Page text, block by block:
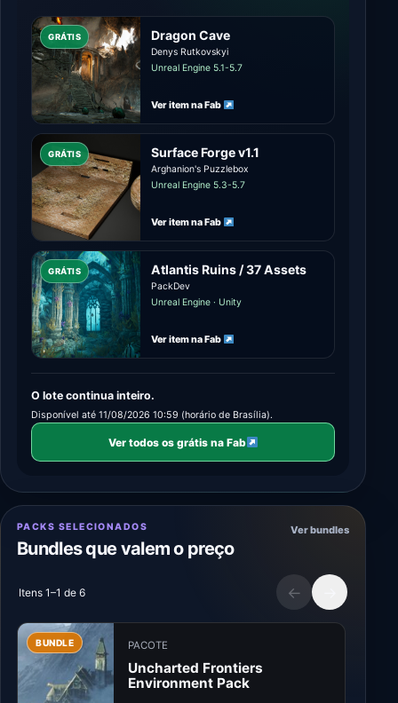
GRÁTIS Dragon Cave
Denys Rutkovskyi
Unreal Engine 5.1-5.7
Ver item na Fab
GRÁTIS Surface Forge v1.1
Arghanion's Puzzlebox
Unreal Engine 5.3-5.7
Ver item na Fab
GRÁTIS Atlantis Ruins / 37 Assets
PackDev
Unreal Engine · Unity
Ver item na Fab
O lote continua inteiro.
Disponível até 11/08/2026 10:59 (horário de Brasília).
Ver todos os grátis na Fab
PACKS SELECIONADOS
Bundles que valem o preço
Ver bundles
Itens 1–1 de 6 ←
BUNDLE PACOTE
Uncharted Frontiers
Environment Pack